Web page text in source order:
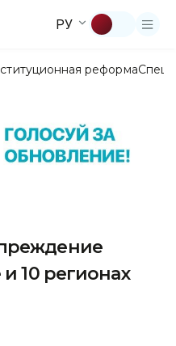
РУ
реформа
10 регионах